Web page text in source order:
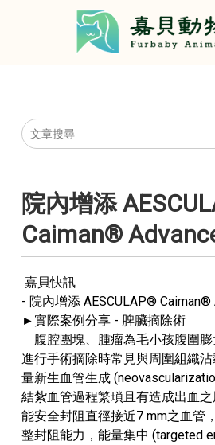
院內增添
Caiman®
嘉貝快訊
- 院內增添 AESCULAP®
►實際案例分享 - 脾臟摘除術
腹腔團塊、腫瘤為毛小孩腹圍膨
進行手術摘除時常見與周圍組織
量新生血管生成
結紮血管過程繁瑣且有造成出血
能安全封阻直徑接近7 mm之血管
整封阻能力，能量集中 (targeted